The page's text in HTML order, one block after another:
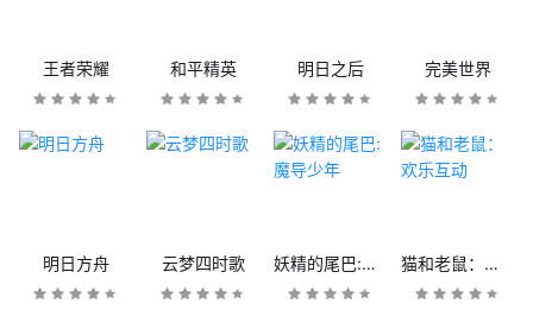
王者荣耀 和平精英 明日之后 完美世界
明日方舟 云梦四时歌 妖精的尾巴:魔导少年 猫和老鼠：欢乐互动